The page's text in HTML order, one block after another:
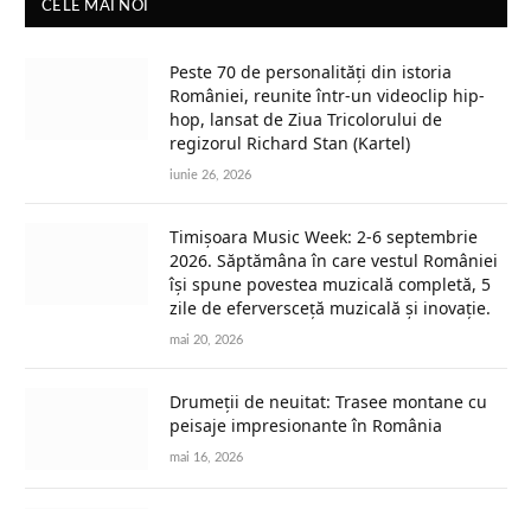
CELE MAI NOI
Peste 70 de personalități din istoria
României, reunite într-un videoclip hip-
hop, lansat de Ziua Tricolorului de
regizorul Richard Stan (Kartel)
iunie 26, 2026
Timișoara Music Week: 2-6 septembrie
2026. Săptămâna în care vestul României
își spune povestea muzicală completă, 5
zile de eferversceță muzicală și inovație.
mai 20, 2026
Drumeții de neuitat: Trasee montane cu
peisaje impresionante în România
mai 16, 2026